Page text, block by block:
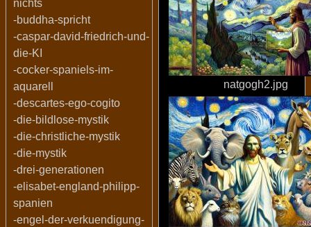
nichts
-buddha-spricht
-caspar-david-friedrich-und-
die-KI
-cocker-spaniels-im-
aquarell
-descartes-ego-cogito
-die-bildlose-mystik
-die-christliche-mystik
-die-mystik
-drei-generationen
-elisabet-england-philipp-
spanien
-engel-der-verkuendigung-
natgogh2.jpg